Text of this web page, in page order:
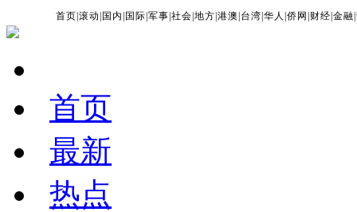
首页 |滚动 国内 国际 |军事 |社会 |地方 |港澳 台湾 |华人 |侨网 财经 |金融 |
首页
最新
热点